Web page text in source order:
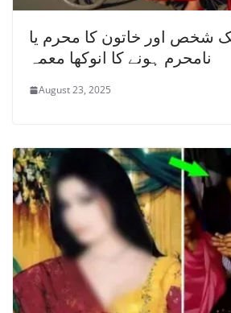
شخص اور خاتون کا محرم یا
نامحرم ہونے کا انوکھا معمہ
August 23, 2025